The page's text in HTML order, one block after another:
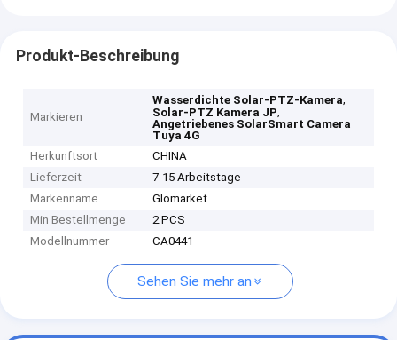
Produkt-Beschreibung
Markieren
Wasserdichte Solar-PTZ-Kamera,
Solar-PTZ Kamera JP,
Angetriebenes SolarSmart Camera
Tuya 4G
Herkunftsort
CHINA
Lieferzeit
7-15 Arbeitstage
Markenname
Glomarket
Min Bestellmenge
2 PCS
Modellnummer
CA0441
Sehen Sie mehr an